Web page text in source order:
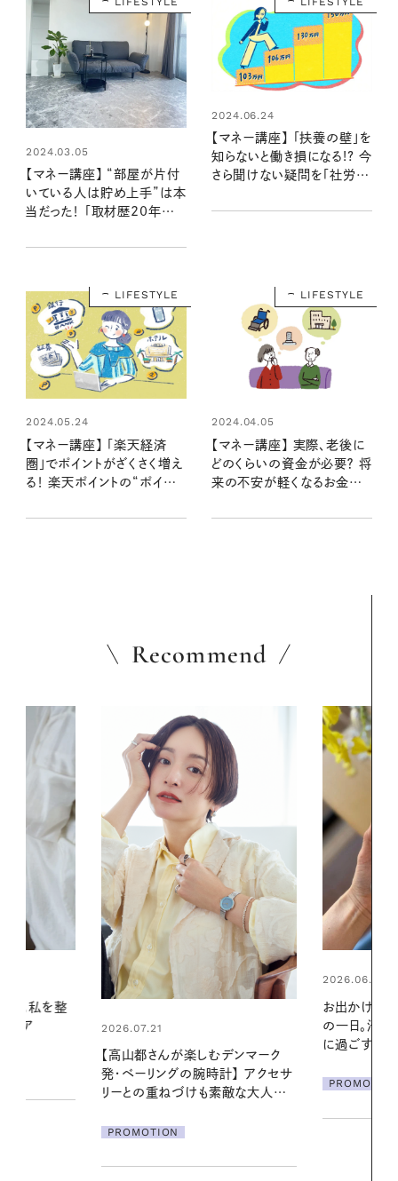
2024.03.05
【マネー講座】 “部屋が片付
いている人は貯め上手”は本
当だった！ 「取材歴20年超
2024.06.24
【マネー講座】 「扶養の壁」を
知らないと働き損になる!? 今
さら聞けない疑問を「社労士
LIFESTYLE
2024.05.24
【マネー講座】 「楽天経済
圏」でポイントがざくさく増え
る！ 楽天ポイントの“ポイ
超のマネーライターが見た！
LIFESTYLE
2024.04.05
【マネー講座】 実際、老後に
どのくらいの資金が必要？ 将
来の不安が軽くなるお金の
Recommend
2026.06.01
の一日。汗ばむ季節を「ごきげん」
PROMOTION
2026.07.24
夏の髪と心
る【大人気の
1本で汗ばむ